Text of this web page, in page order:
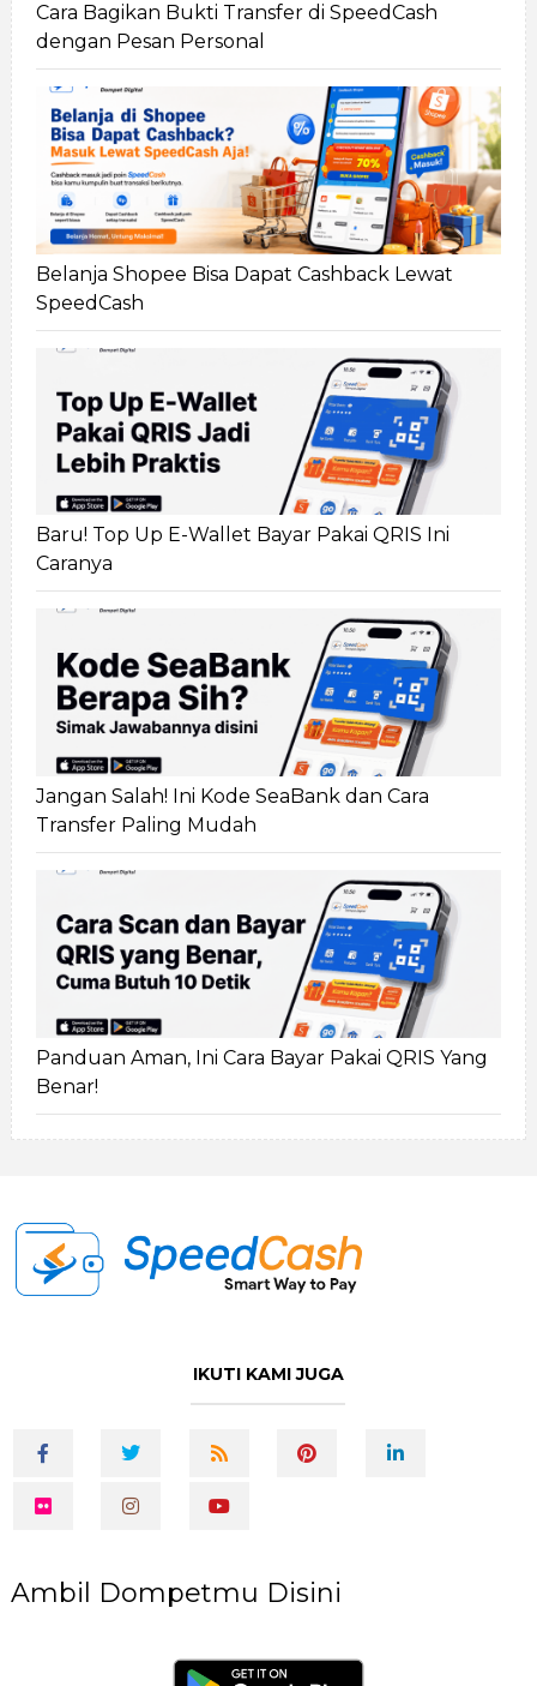
Cara Bagikan Bukti Transfer di SpeedCash
dengan Pesan Personal
Belanja Shopee Bisa Dapat Cashback Lewat
SpeedCash
Baru! Top Up E-Wallet Bayar Pakai QRIS Ini
Caranya
Jangan Salah! Ini Kode SeaBank dan Cara
Transfer Paling Mudah
Panduan Aman, Ini Cara Bayar Pakai QRIS Yang
Benar!
IKUTI KAMI JUGA
Ambil Dompetmu Disini